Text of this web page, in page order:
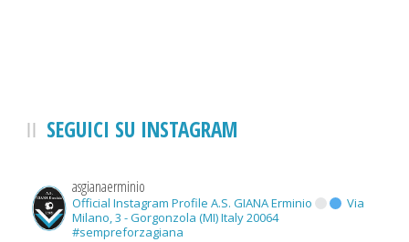
SEGUICI SU INSTAGRAM
asgianaerminio
Official Instagram Profile A.S. GIANA Erminio
Via
Milano, 3 - Gorgonzola (MI) Italy 20064
#sempreforzagiana